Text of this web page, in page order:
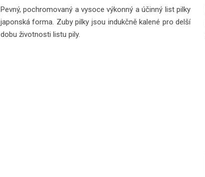
Pevný, pochromovaný a vysoce výkonný a účinný list pilky
japonská forma. Zuby pilky jsou indukčně kalené pro delší
dobu životnosti listu pily.